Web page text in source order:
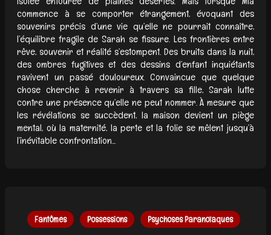
commence à se comporter étrangement, évoquant des
souvenirs précis d’une vie qu’elle ne pourrait connaître,
l’équilibre fragile de Sarah se fissure. Les frontières entre
rêve, souvenir et réalité s’estompent. Des bruits dans la nuit,
des ombres fugitives et des dessins d’enfant inquiétants
ravivent un passé douloureux. Convaincue que quelque
chose cherche à revenir à travers sa fille, Sarah lutte
contre une présence qu’elle ne peut nommer. À mesure que
les révélations se succèdent, la maison devient un piège
mental, où la maternité, la perte et la folie se mêlent jusqu’à
l’inévitable confrontation...
Fantômes Possessions Psychoses Paranoïaques